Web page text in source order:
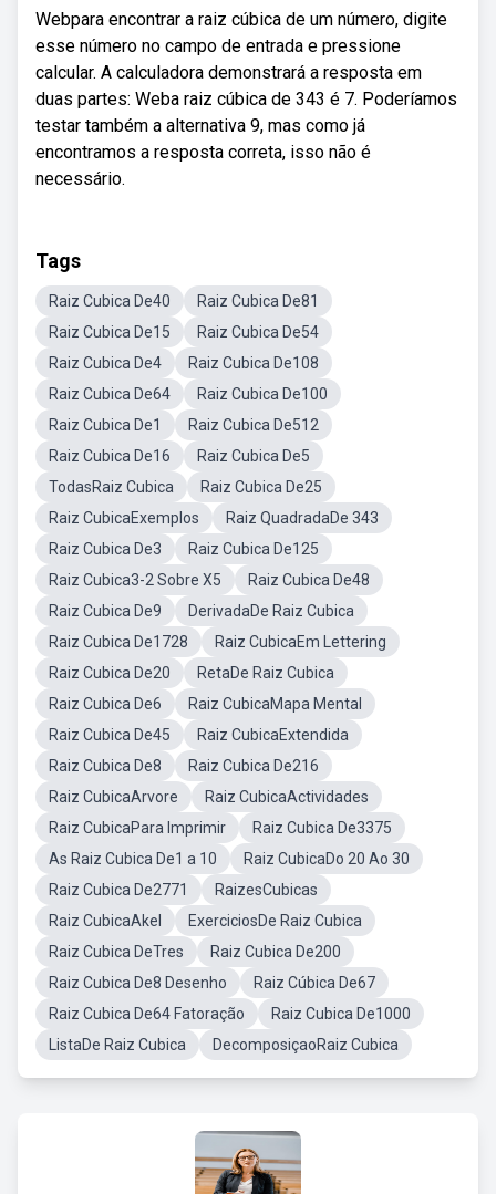
Webpara encontrar a raiz cúbica de um número, digite
esse número no campo de entrada e pressione
calcular. A calculadora demonstrará a resposta em
duas partes: Weba raiz cúbica de 343 é 7. Poderíamos
testar também a alternativa 9, mas como já
encontramos a resposta correta, isso não é
necessário.
Tags
Raiz Cubica De40
Raiz Cubica De81
Raiz Cubica De15
Raiz Cubica De54
Raiz Cubica De4
Raiz Cubica De108
Raiz Cubica De64
Raiz Cubica De100
Raiz Cubica De1
Raiz Cubica De512
Raiz Cubica De16
Raiz Cubica De5
TodasRaiz Cubica
Raiz Cubica De25
Raiz CubicaExemplos
Raiz QuadradaDe 343
Raiz Cubica De3
Raiz Cubica De125
Raiz Cubica3-2 Sobre X5
Raiz Cubica De48
Raiz Cubica De9
DerivadaDe Raiz Cubica
Raiz Cubica De1728
Raiz CubicaEm Lettering
Raiz Cubica De20
RetaDe Raiz Cubica
Raiz Cubica De6
Raiz CubicaMapa Mental
Raiz Cubica De45
Raiz CubicaExtendida
Raiz Cubica De8
Raiz Cubica De216
Raiz CubicaArvore
Raiz CubicaActividades
Raiz CubicaPara Imprimir
Raiz Cubica De3375
As Raiz Cubica De1 a 10
Raiz CubicaDo 20 Ao 30
Raiz Cubica De2771
RaizesCubicas
Raiz CubicaAkel
ExerciciosDe Raiz Cubica
Raiz Cubica DeTres
Raiz Cubica De200
Raiz Cubica De8 Desenho
Raiz Cúbica De67
Raiz Cubica De64 Fatoração
Raiz Cubica De1000
ListaDe Raiz Cubica
DecomposiçaoRaiz Cubica